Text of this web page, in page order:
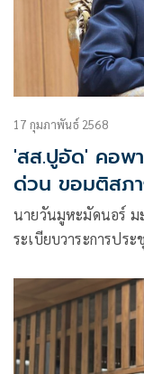
17 กุมภาพันธ์ 2568
'สส.ปูอัด' คอพา
ด่วน ขอมติสภ
นายวันมูหะมัดนอร์ ม
ระเบียบวาระการป
ยามพวาน มั่นเพียร